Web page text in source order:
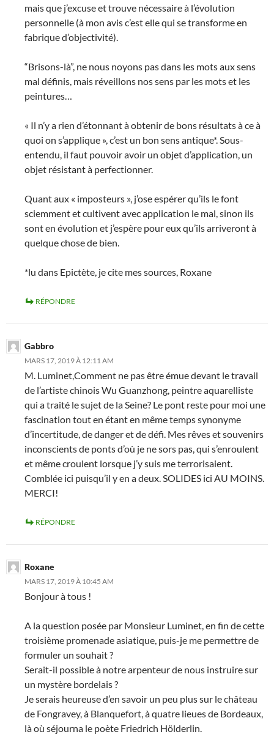
mais que j’excuse et trouve nécessaire à l’évolution
personnelle (à mon avis c’est elle qui se transforme en
fabrique d’objectivité).
“Brisons-là”, ne nous noyons pas dans les mots aux sens
mal définis, mais réveillons nos sens par les mots et les
peintures…
« Il n’y a rien d’étonnant à obtenir de bons résultats à ce à
quoi on s’applique », c’est un bon sens antique*. Sous-
entendu, il faut pouvoir avoir un objet d’application, un
objet résistant à perfectionner.
Quant aux « imposteurs », j’ose espérer qu’ils le font
sciemment et cultivent avec application le mal, sinon ils
sont en évolution et j’espère pour eux qu’ils arriveront à
quelque chose de bien.
*lu dans Epictète, je cite mes sources, Roxane
RÉPONDRE
Gabbro
MARS 17, 2019 À 12:11 AM
M. Luminet,Comment ne pas être émue devant le travail
de l’artiste chinois Wu Guanzhong, peintre aquarelliste
qui a traité le sujet de la Seine? Le pont reste pour moi une
fascination tout en étant en même temps synonyme
d’incertitude, de danger et de défi. Mes rêves et souvenirs
inconscients de ponts d’où je ne sors pas, qui s’enroulent
et même croulent lorsque j’y suis me terrorisaient.
Comblée ici puisqu’il y en a deux. SOLIDES ici AU MOINS.
MERCI!
RÉPONDRE
Roxane
MARS 17, 2019 À 10:45 AM
Bonjour à tous !
A la question posée par Monsieur Luminet, en fin de cette
troisième promenade asiatique, puis-je me permettre de
formuler un souhait ?
Serait-il possible à notre arpenteur de nous instruire sur
un mystère bordelais ?
Je serais heureuse d’en savoir un peu plus sur le château
de Fongravey, à Blanquefort, à quatre lieues de Bordeaux,
là où séjourna le poète Friedrich Hölderlin.